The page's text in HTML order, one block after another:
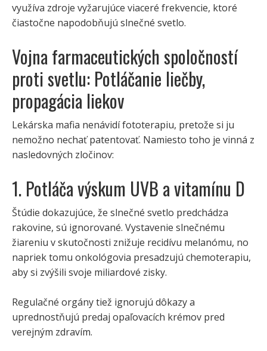
využíva zdroje vyžarujúce viaceré frekvencie, ktoré
čiastočne napodobňujú slnečné svetlo.
Vojna farmaceutických spoločností
proti svetlu: Potláčanie liečby,
propagácia liekov
Lekárska mafia nenávidí fototerapiu, pretože si ju
nemožno nechať patentovať. Namiesto toho je vinná z
nasledovných zločinov:
1. Potláča výskum UVB a vitamínu D
Štúdie dokazujúce, že slnečné svetlo predchádza
rakovine, sú ignorované. Vystavenie slnečnému
žiareniu v skutočnosti znižuje recidívu melanómu, no
napriek tomu onkológovia presadzujú chemoterapiu,
aby si zvýšili svoje miliardové zisky.
Regulačné orgány tiež ignorujú dôkazy a
uprednostňujú predaj opaľovacích krémov pred
verejným zdravím.